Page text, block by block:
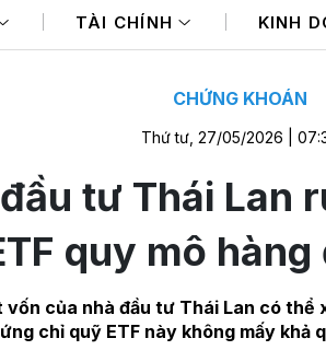
13:25-Mi Hồng - tiệm vàng
kết luận của Thanh tra
doanh của doanh nghiệp Mỹ
TÀI CHÍNH KINH
CHỨNG KHOÁN
Thứ tư, 27/05/2026 |
tư Thái Lan
quy mô
của nhà đầu tư Thái Lan có thể
chỉ quỹ ETF này không mấy khả